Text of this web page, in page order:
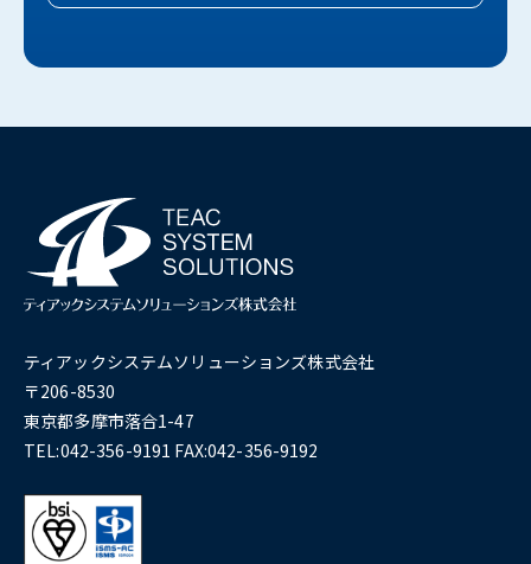
ティアックシステムソリューションズ株式会社
〒206-8530
東京都多摩市落合1-47
TEL:042-356-9191 FAX:042-356-9192